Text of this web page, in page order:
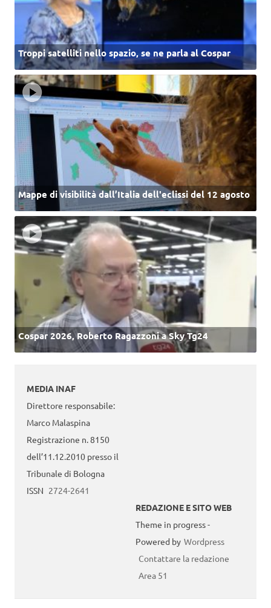
Troppi satelliti nello spazio, se ne parla al Cospar
Mappe di visibilità dall’Italia dell'eclissi del 12 agosto
Cospar 2026, Roberto Ragazzoni a Sky Tg24
MEDIA INAF
Direttore responsabile:
Marco Malaspina
Registrazione n. 8150
dell’11.12.2010 presso il
Tribunale di Bologna
ISSN 2724-2641
REDAZIONE E SITO WEB
Theme in progress -
Powered by Wordpress
Contattare la redazione
Area 51